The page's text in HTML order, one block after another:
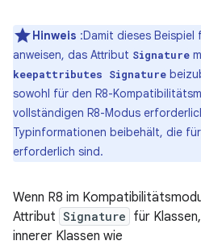
Hinweis :Damit dieses Beispiel
anweisen, das Attribut Signature
keepattributes Signature
sowohl für den R8-
vollständigen R8-Modus
Typinformationen beibehält, die
erforderlich sind.
Wenn R8 im
Attribut Signature für
innerer Klassen wie